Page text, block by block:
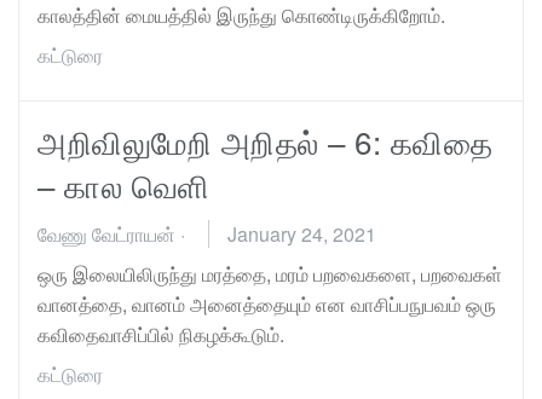
காலத்தின் மையத்தில் இருந்து கொண்டிருக்கிறோம்.
கட்டுரை
அறிவிலுமேறி அறிதல் – 6: கவிதை
– கால வெளி
வேணு வேட்ராயன் ·
January 24, 2021
ஒரு இலையிலிருந்து மரத்தை, மரம் பறவைகளை, பறவைகள்
வானத்தை, வானம் அனைத்தையும் என வாசிப்பநுபவம் ஒரு
கவிதைவாசிப்பில் நிகழக்கூடும்.
கட்டுரை